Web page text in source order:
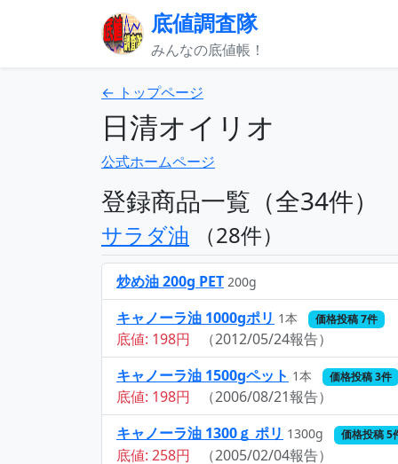
底値調査隊
みんなの底値帳！
← トップページ
日清オイリオ
公式ホームページ
登録商品一覧（全34件）
サラダ油 （28件）
炒め油 200g PET 200g
キャノーラ油 1000gポリ 1本 価格投稿 7件
底値: 198円
（2012/05/24報告）
キャノーラ油 1500gペット 1本 価格投稿 3件
底値: 198円
（2006/08/21報告）
キャノーラ油 1300ｇ ポリ 1300g 価格投稿 5
底値: 258円
（2005/02/04報告）